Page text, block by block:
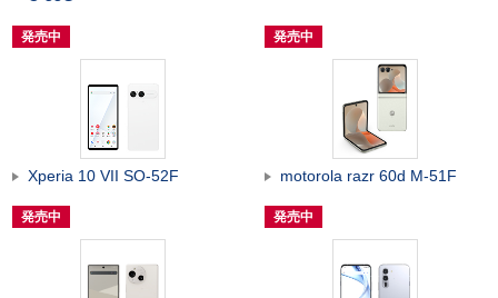
発売中 発売中
Xperia 10 VII SO-52F
発売中
motorola razr 60d M-51F
発売中